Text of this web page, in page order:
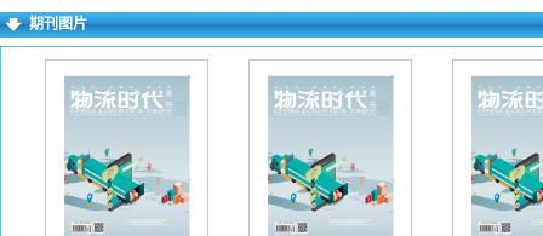
右上
失败
期刊图片